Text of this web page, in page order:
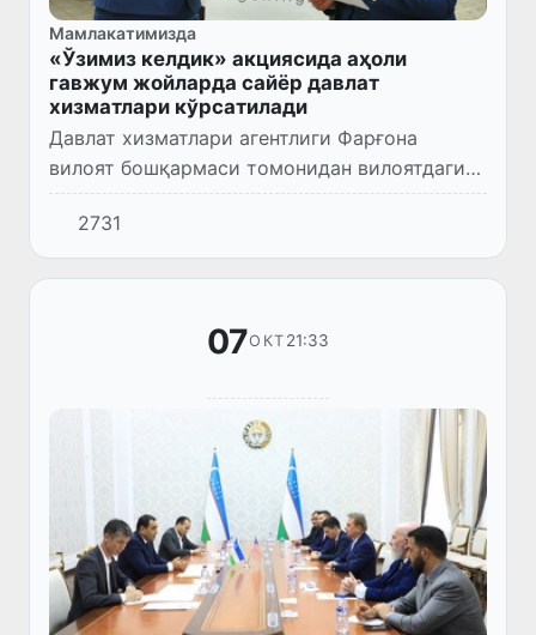
Мамлакатимизда
«Ўзимиз келдик» акциясида аҳоли
гавжум жойларда сайёр давлат
хизматлари кўрсатилади
Давлат хизматлари агентлиги Фарғона
вилоят бошқармаси томонидан вилоятдаги
19 туман ва шаҳарлари марказий деҳқон
бозорларида «Ўзимиз келдик» акцияси
ташкил этилди.
2731
07ОКТ 21:33